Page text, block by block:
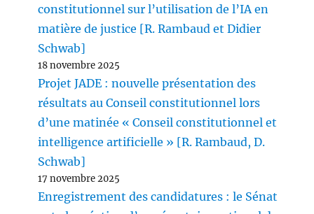
constitutionnel sur l’utilisation de l’IA en
matière de justice [R. Rambaud et Didier
Schwab]
18 novembre 2025
Projet JADE : nouvelle présentation des
résultats au Conseil constitutionnel lors
d’une matinée « Conseil constitutionnel et
intelligence artificielle » [R. Rambaud, D.
Schwab]
17 novembre 2025
Enregistrement des candidatures : le Sénat